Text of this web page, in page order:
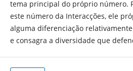
tema principal do próprio número.
este número da Interacções, ele
alguma diferenciação
e consagra a diversidade que